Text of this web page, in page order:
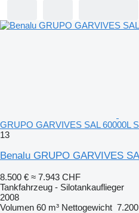
GRUPO GARVIVES SAL 60000L
13
Benalu GRUPO GARVIVES
8.500 € ≈ 7.943 CHF
Tankfahrzeug - Silotankauflieger
2008
Volumen 60 m³ Nettogewicht